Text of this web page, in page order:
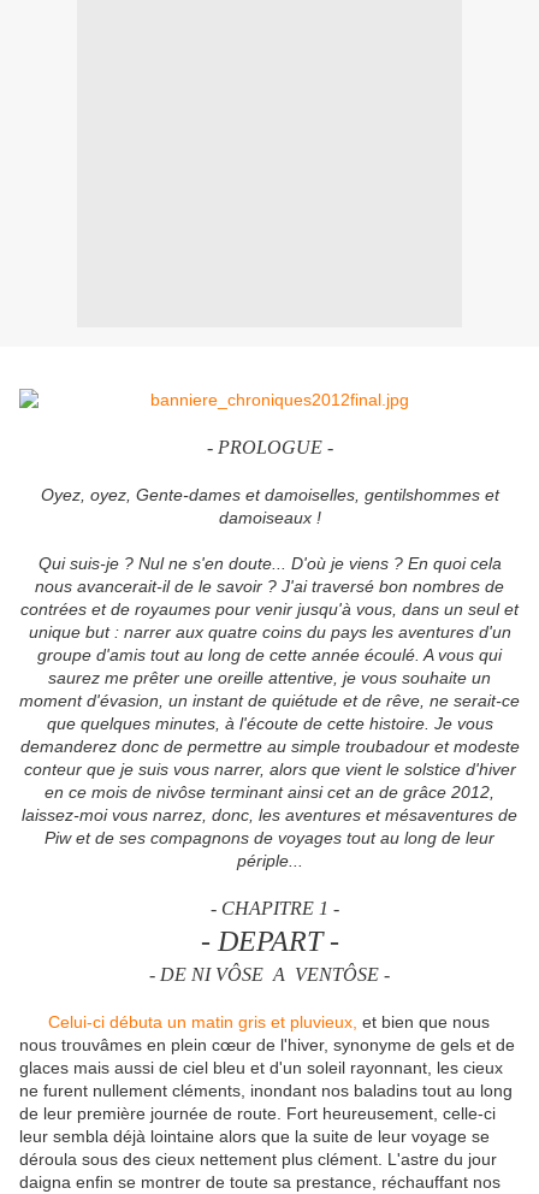
- PROLOGUE -
Oyez, oyez, Gente-dames et damoiselles, gentilshommes et
damoiseaux !
Qui suis-je ? Nul ne s'en doute... D'où je viens ? En quoi cela
nous avancerait-il de le savoir ? J'ai traversé bon nombres de
contrées et de royaumes pour venir jusqu'à vous, dans un seul et
unique but : narrer aux quatre coins du pays les aventures d'un
groupe d'amis tout au long de cette année écoulé. A vous qui
saurez me prêter une oreille attentive, je vous souhaite un
moment d'évasion, un instant de quiétude et de rêve, ne serait-ce
que quelques minutes, à l'écoute de cette histoire. Je vous
demanderez donc de permettre au simple troubadour et modeste
conteur que je suis vous narrer, alors que vient le solstice d'hiver
en ce mois de nivôse terminant ainsi cet an de grâce 2012,
laissez-moi vous narrez, donc, les aventures et mésaventures de
Piw et de ses compagnons de voyages tout au long de leur
périple...
- CHAPITRE 1 -
- DEPART -
- DE NI VÔSE A VENTÔSE -
Celui-ci débuta un matin gris et pluvieux, et bien que nous
nous trouvâmes en plein cœur de l'hiver, synonyme de gels et de
glaces mais aussi de ciel bleu et d'un soleil rayonnant, les cieux
ne furent nullement cléments, inondant nos baladins tout au long
de leur première journée de route. Fort heureusement, celle-ci
leur sembla déjà lointaine alors que la suite de leur voyage se
déroula sous des cieux nettement plus clément. L'astre du jour
daigna enfin se montrer de toute sa prestance, réchauffant nos